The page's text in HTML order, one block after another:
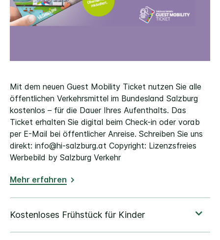
Mit dem neuen Guest Mobility Ticket nutzen Sie alle
öffentlichen Verkehrsmittel im Bundesland Salzburg
kostenlos – für die Dauer Ihres Aufenthalts. Das
Ticket erhalten Sie digital beim Check-in oder vorab
per E-Mail bei öffentlicher Anreise. Schreiben Sie uns
direkt: info@hi-salzburg.at Copyright: Lizenzsfreies
Werbebild by Salzburg Verkehr
Mehr erfahren